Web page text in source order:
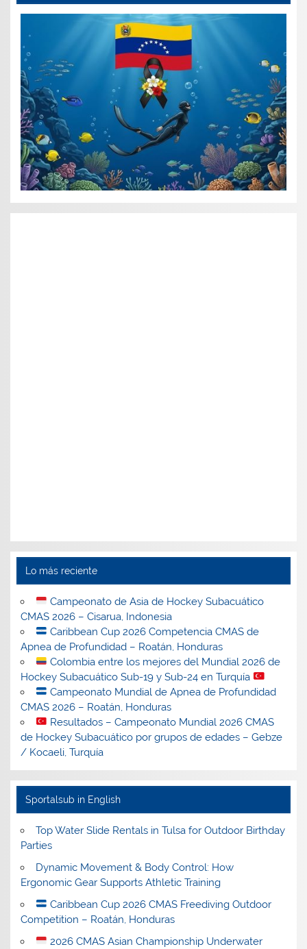
Lo más reciente
Campeonato de Asia de Hockey Subacuático
CMAS 2026 – Cisarua, Indonesia
Caribbean Cup 2026 Competencia CMAS de
Apnea de Profundidad – Roatán, Honduras
Colombia entre los mejores del Mundial 2026 de
Hockey Subacuático Sub-19 y Sub-24 en Turquía
Campeonato Mundial de Apnea de Profundidad
CMAS 2026 – Roatán, Honduras
Resultados – Campeonato Mundial 2026 CMAS
de Hockey Subacuático por grupos de edades – Gebze
/ Kocaeli, Turquía
Sportalsub in English
Top Water Slide Rentals in Tulsa for Outdoor Birthday
Parties
Dynamic Movement & Body Control: How
Ergonomic Gear Supports Athletic Training
Caribbean Cup 2026 CMAS Freediving Outdoor
Competition – Roatán, Honduras
2026 CMAS Asian Championship Underwater